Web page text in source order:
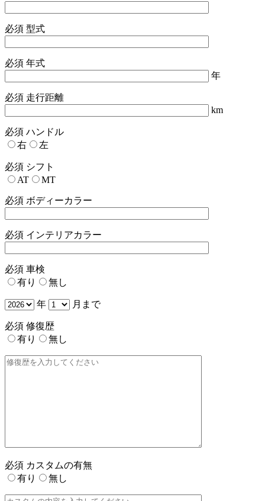
必須 型式
必須 年式
年
必須 走行距離
km
必須 ハンドル
右
左
必須 シフト
AT
MT
必須 ボディーカラー
必須 インテリアカラー
必須 車検
有り
無し
年 月まで
必須 修復歴
有り
無し
必須 カスタムの有無
有り
無し